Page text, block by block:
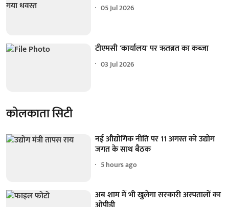
05 Jul 2026
टीएमसी 'कार्यालय' पर ऋतब्रत का कब्जा
03 Jul 2026
कोलकाता सिटी
नई औद्योगिक नीति पर 11 अगस्त को उद्योग
जगत के साथ बैठक
5 hours ago
अब शाम में भी खुलेगा सरकारी अस्पतालों का